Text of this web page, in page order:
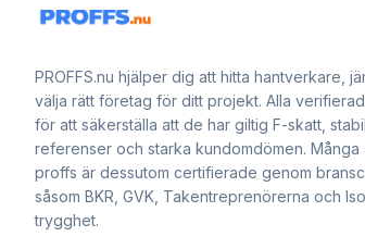
PROFFS.nu hjälper dig att hitta hantverkare,
välja rätt företag för ditt projekt. Alla
för att säkerställa att de har giltig F-skatt,
referenser och starka kundomdömen. Många
proffs är dessutom certifierade genom
såsom BKR, GVK, Takentreprenörerna och
trygghet.